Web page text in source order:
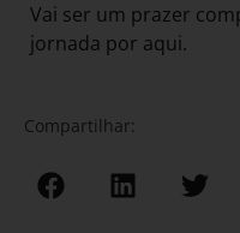
Vai ser um prazer
jornada por aqui.
Compartilhar: